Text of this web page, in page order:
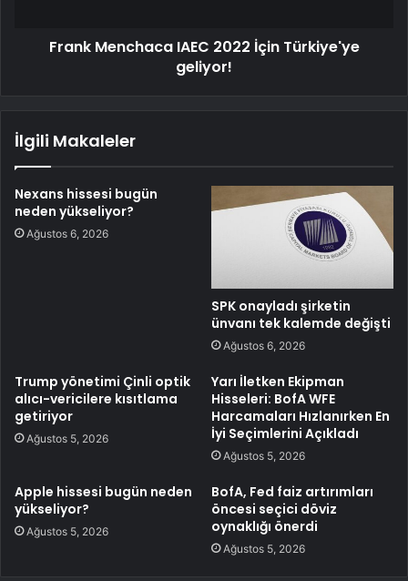
Frank Menchaca IAEC 2022 İçin Türkiye'ye
geliyor!
İlgili Makaleler
Nexans hissesi bugün
neden yükseliyor?
Ağustos 6, 2026
SPK onayladı şirketin
ünvanı tek kalemde değişti
Ağustos 6, 2026
Trump yönetimi Çinli optik
alıcı-vericilere kısıtlama
getiriyor
Ağustos 5, 2026
Yarı İletken Ekipman
Hisseleri: BofA WFE
Harcamaları Hızlanırken En
İyi Seçimlerini Açıkladı
Ağustos 5, 2026
Apple hissesi bugün neden
yükseliyor?
Ağustos 5, 2026
BofA, Fed faiz artırımları
öncesi seçici döviz
oynaklığı önerdi
Ağustos 5, 2026